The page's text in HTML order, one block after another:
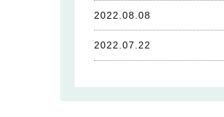
2022.08.08
2022.07.22